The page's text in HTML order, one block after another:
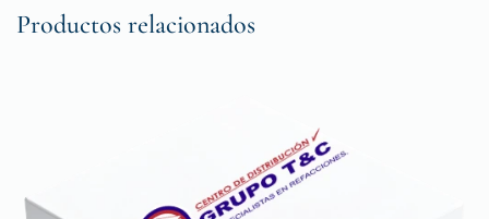
Productos relacionados